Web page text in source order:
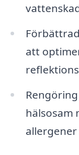
att
hälsosam